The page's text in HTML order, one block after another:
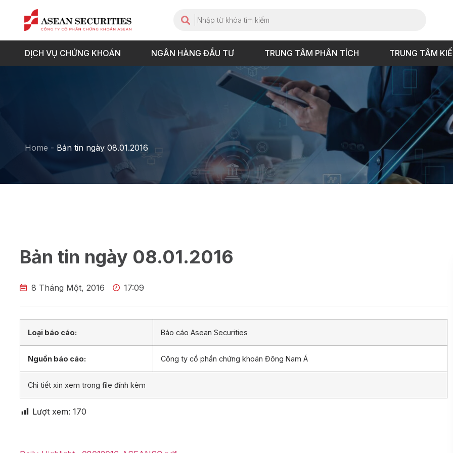
DỊCH VỤ CHỨNG KHOÁN NGÂN HÀNG ĐẦU TƯ TRUNG TÂM PHÂN TÍCH TRUNG TÂM
Home - Bản tin ngày 08.01.2016
Bản tin ngày 08.01.2016
8 Tháng Một, 2016 17:09
Loại báo cáo: Báo cáo Asean Securities
Nguồn báo cáo: Công ty cổ phần chứng khoán Đông Nam Á
Chi tiết xin xem trong file đính kèm
Lượt xem: 170